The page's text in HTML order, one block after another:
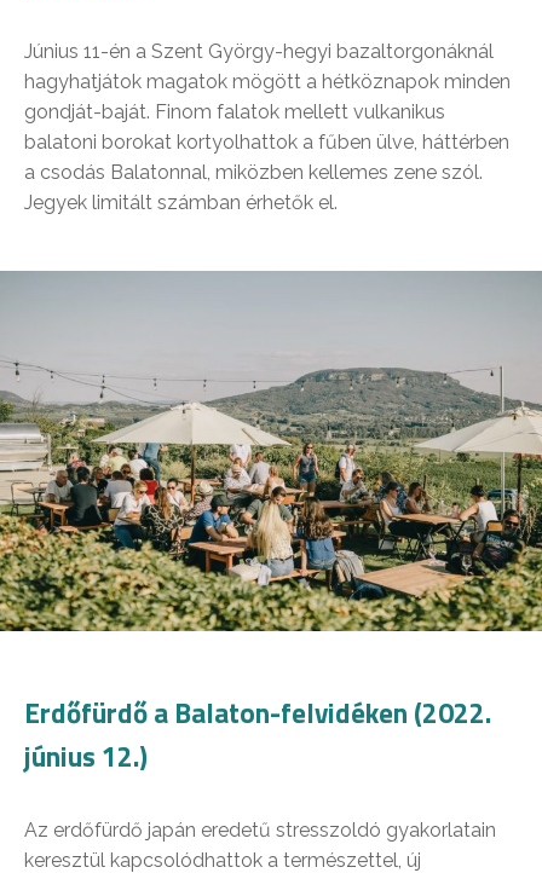
Június 11-én a Szent György-hegyi bazaltorgonáknál
hagyhatjátok magatok mögött a hétköznapok minden
gondját-baját. Finom falatok mellett vulkanikus
balatoni borokat kortyolhattok a fűben ülve, háttérben
a csodás Balatonnal, miközben kellemes zene szól.
Jegyek limitált számban érhetők el.
Erdőfürdő a Balaton-felvidéken (2022.
június 12.)
Az erdőfürdő japán eredetű stresszoldó gyakorlatain
keresztül kapcsolódhattok a természettel, új